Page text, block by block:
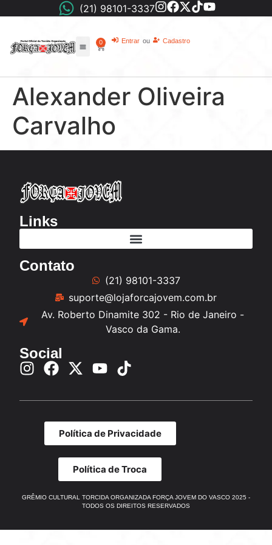
(21) 98101-3337
0 Entrar ou Cadastro
Alexander Oliveira
Carvalho
Links
Contato
(21) 98101-3337
suporte@lojaforcajovem.com.br
Av. Roberto Dinamite 302 - Rio de Janeiro -
Vasco da Gama.
Social
Política de Privacidade
Política de Troca
GRÊMIO CULTURAL TORCIDA ORGANIZADA FORÇA JOVEM DO VASCO 2025 -
TODOS OS DIREITOS RESERVADOS